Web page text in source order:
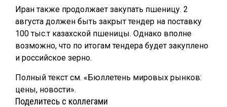
Иран также продолжает закупать пшеницу. 2
августа должен быть закрыт тендер на поставку
100 тыс.т казахской пшеницы. Однако вполне
возможно, что по итогам тендера будет закуплено
и российское зерно.
Полный текст см. «Бюллетень мировых рынков:
цены, новости».
Поделитесь с коллегами